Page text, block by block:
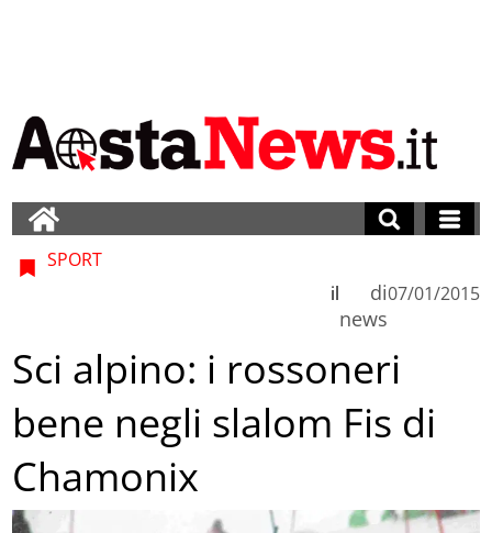
SPORT
di
news
il 07/01/2015
Sci alpino: i rossoneri
bene negli slalom Fis di
Chamonix